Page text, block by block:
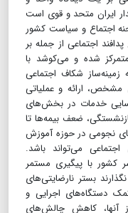
ایران متحد و قوی است
اجتماع و سیاست کشور
اجتماعی از جمله بر
شده و می‌کوشد با
زمینه‌ساز شکاف اجتماعی
مشخص، ارائه و عملیاتی
خدمات در بخش‌های
ضعف بیمه‌ها تا
نجومی در حوزه آموزش
می‌تواند باشد.
کشور با پیگیری مستمر
بستر نارضایتی‌های
دستگاه‌های اجرایی و
آنها، کاهش چالش‌های